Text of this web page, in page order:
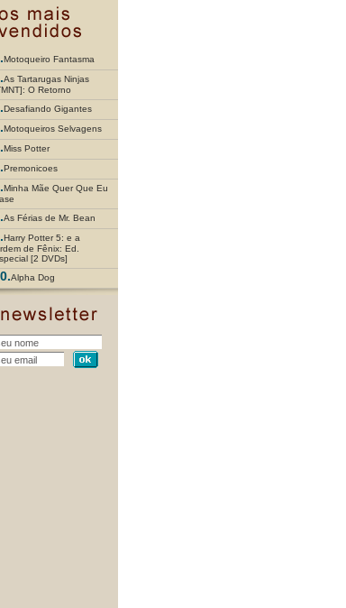
Motoqueiro Fantasma
As Tartarugas Ninjas
O Retorno
Desafiando Gigantes
Motoqueiros Selvagens
Miss Potter
Premonicoes
Minha Mãe Quer Que Eu
As Férias de Mr. Bean
Harry Potter 5: e a
de Fênix: Ed.
[2 DVDs]
Alpha Dog